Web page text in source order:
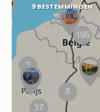
9 BESTEMMINGEN